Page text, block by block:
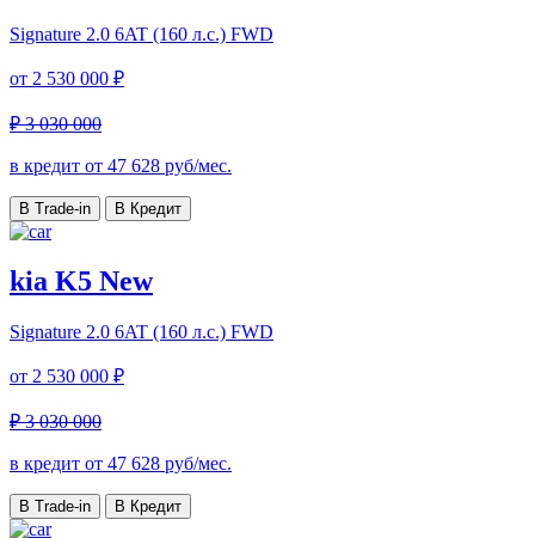
Signature 2.0 6AT (160 л.с.) FWD
от 2 530 000 ₽
₽ 3 030 000
в кредит от 47 628 руб/мес.
В Trade-in В Кредит
kia K5 New
Signature 2.0 6AT (160 л.с.) FWD
от 2 530 000 ₽
₽ 3 030 000
в кредит от 47 628 руб/мес.
В Trade-in В Кредит